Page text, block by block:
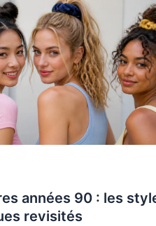
années 90 : les
revisités